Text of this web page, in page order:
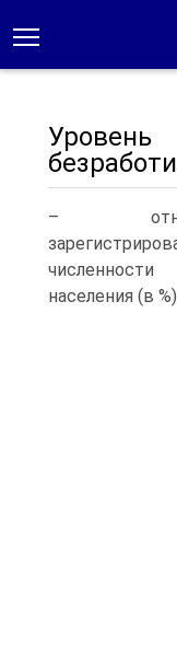
–
населения (в